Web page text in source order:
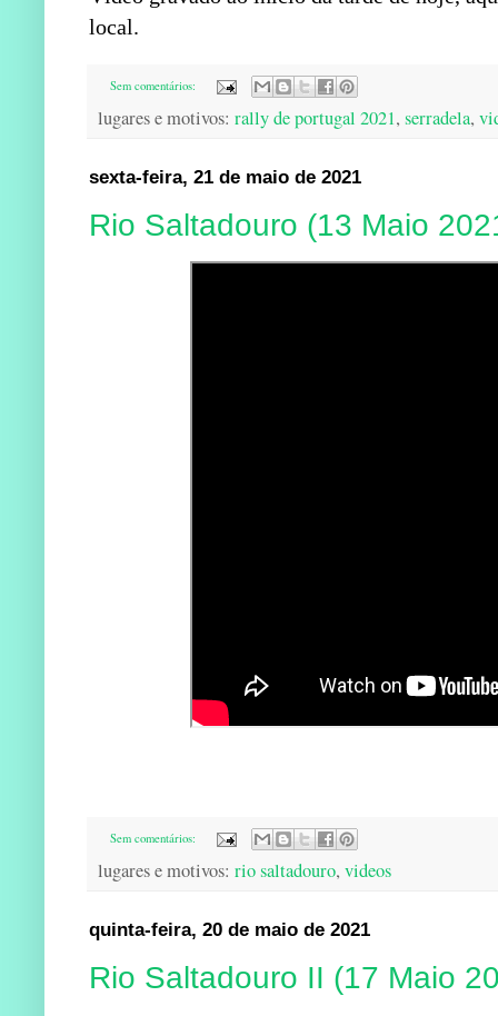
local.
Sem comentários:
lugares e motivos: rally de portugal 2021, serradela,
sexta-feira, 21 de maio de 2021
Rio Saltadouro (13 Maio
Sem comentários:
lugares e motivos: rio saltadouro, videos
quinta-feira, 20 de maio de 2021
Rio Saltadouro II (17 Maio